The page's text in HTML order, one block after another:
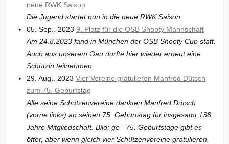
neue RWK Saison
Die Jugend startet nun in die neue RWK Saison.
05. Sep.. 2023 9. Platz für die OSB Shooty Mannschaft
Am 24.8.2023 fand in München der OSB Shooty Cup statt.
Auch aus unserem Gau durfte hier wieder erneut eine
Schützin teilnehmen.
29. Aug.. 2023 Vier Vereine gratulieren Manfred Dütsch
zum 75. Geburtstag
Alle seine Schützenvereine dankten Manfred Dütsch
(vorne links) an seinen 75. Geburtstag für insgesamt 138
Jahre Mitgliedschaft. Bild: ge 75. Geburtstage gibt es
öfter, aber wenn gleich vier Schützenvereine gratulieren,